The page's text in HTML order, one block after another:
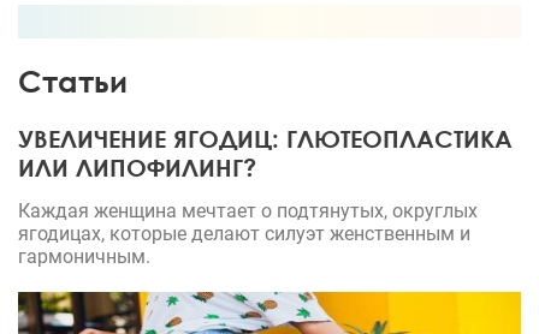
Статьи
УВЕЛИЧЕНИЕ ЯГОДИЦ: ГЛЮТЕОПЛАСТИКА
ИЛИ ЛИПОФИЛИНГ?
Каждая женщина мечтает о подтянутых, округлых
ягодицах, которые делают силуэт женственным и
гармоничным.